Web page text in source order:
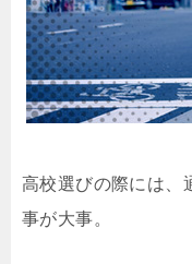
高校選びの際には、
事が大事。